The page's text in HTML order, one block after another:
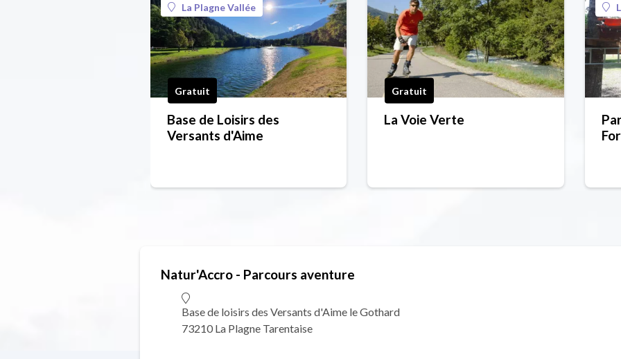
La Plagne Vallée
Gratuit
Base de Loisirs des
Versants d'Aime
Gratuit
La Voie Verte
Natur'Accro - Parcours aventure
Base de loisirs des Versants d'Aime le Gothard
73210 La Plagne Tarentaise